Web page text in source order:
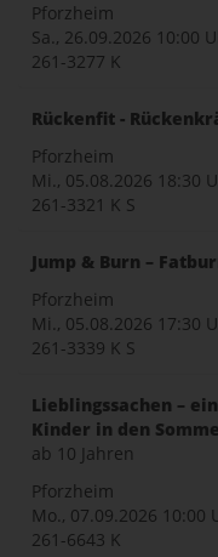
Pforzheim
Sa., 26.09.2026 10:00
261-3277 K
Rückenfit -
Pforzheim
Mi., 05.08.2026 18:30
261-3321 K S
Jump & Burn –
Pforzheim
Mi., 05.08.2026 17:30
261-3339 K S
Lieblingssachen –
Kinder in den
ab 10 Jahren
Pforzheim
Mo., 07.09.2026 10:00
261-6643 K